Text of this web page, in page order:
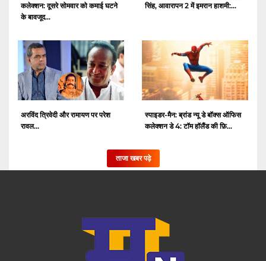
कलेक्शन: दूसरे सोमवार को कमाई घटने
के बावजूद...
सिंह, आवारापन 2 में इमरान हाशमी:...
अरविंद त्रिवेदी और रामायण पर परेश
रावल...
स्पाइडर-मैन: ब्रांड न्यू डे बॉक्स ऑफिस
कलेक्शन डे 4: टॉम हॉलैंड की फ़ि...
ताजा खबर पढ़े